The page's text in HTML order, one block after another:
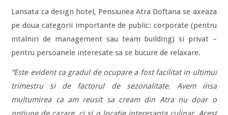
Lansata ca design hotel, Pensiunea Atra Doftana se axeaza
pe doua categorii importante de public: corporate (pentru
intalniri de management sau team building) si privat –
pentru persoanele interesate sa se bucure de relaxare.
“Este evident ca gradul de ocupare a fost facilitat in ultimul
trimestru si de factorul de sezonalitate. Avem insa
multumirea ca am reusit sa cream din Atra nu doar o